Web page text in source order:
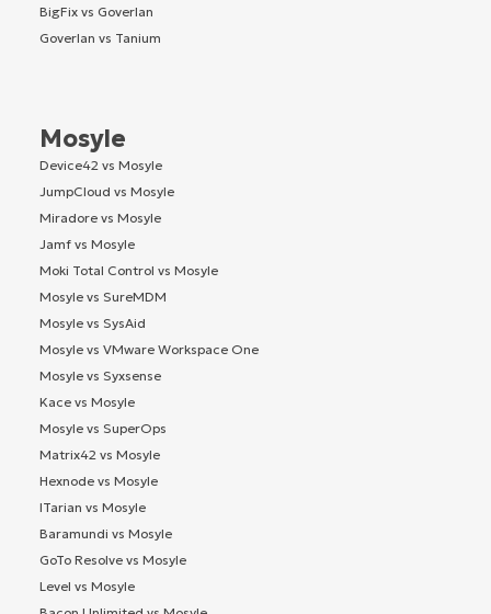
BigFix vs Goverlan
Goverlan vs Tanium
Mosyle
Device42 vs Mosyle
JumpCloud vs Mosyle
Miradore vs Mosyle
Jamf vs Mosyle
Moki Total Control vs Mosyle
Mosyle vs SureMDM
Mosyle vs SysAid
Mosyle vs VMware Workspace One
Mosyle vs Syxsense
Kace vs Mosyle
Mosyle vs SuperOps
Matrix42 vs Mosyle
Hexnode vs Mosyle
ITarian vs Mosyle
Baramundi vs Mosyle
GoTo Resolve vs Mosyle
Level vs Mosyle